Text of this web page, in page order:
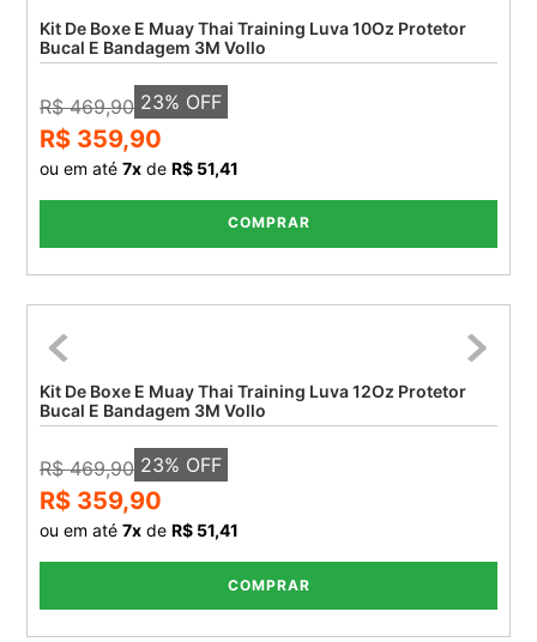
Kit De Boxe E Muay Thai Training Luva 10Oz Protetor
Bucal E Bandagem 3M Vollo
R$ 469,90 23% OFF
R$ 359,90
ou em até 7x de R$ 51,41
COMPRAR
Kit De Boxe E Muay Thai Training Luva 12Oz Protetor
Bucal E Bandagem 3M Vollo
R$ 469,90 23% OFF
R$ 359,90
ou em até 7x de R$ 51,41
COMPRAR